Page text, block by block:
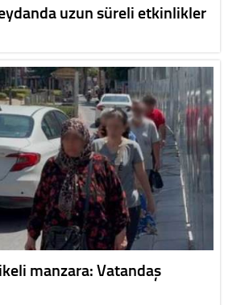
uzun süreli etkinlikler
manzara: Vatandaş